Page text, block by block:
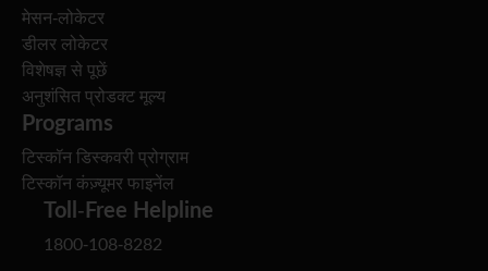
मेसन-लोकेटर
डीलर लोकेटर
विशेषज्ञ से पूछें
अनुशंसित प्रोडक्ट मूल्य
Programs
टिस्कॉन डिस्कवरी प्रोग्राम
टिस्कॉन कंज़्यूमर फाइनेंल
Toll-Free Helpline
1800-108-8282